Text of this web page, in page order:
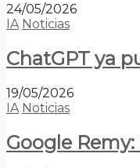
24/05/2026
IA Noticias
ChatGPT ya
19/05/2026
IA Noticias
Google